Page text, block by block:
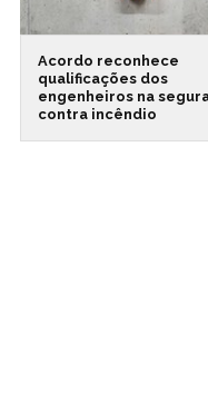
Acordo reconhece
qualificações dos
engenheiros na
contra incêndio